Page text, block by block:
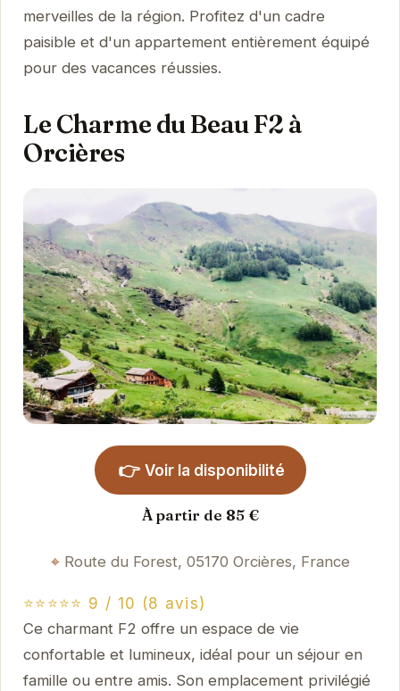
merveilles de la région. Profitez d'un cadre
paisible et d'un appartement entièrement équipé
pour des vacances réussies.
Le Charme du Beau F2 à
Orcières
👉 Voir la disponibilité
À partir de 85 €
Route du Forest, 05170 Orcières, France
⭐⭐⭐⭐⭐ 9 / 10 (8 avis)
Ce charmant F2 offre un espace de vie
confortable et lumineux, idéal pour un séjour en
famille ou entre amis. Son emplacement privilégié